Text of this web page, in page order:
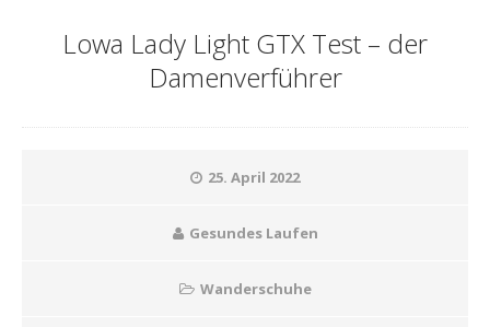
Lowa Lady Light GTX Test – der
Damenverführer
25. April 2022
Gesundes Laufen
Wanderschuhe